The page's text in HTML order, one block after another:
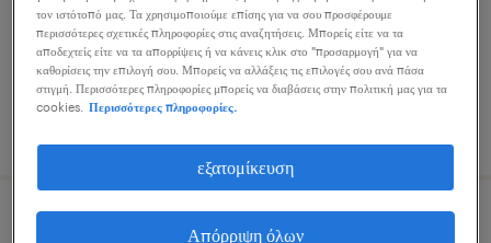
αποθηκάριος - picker
τον ιστότοπό μας. Τα χρησιμοποιούμε επίσης για να σου προσφέρουμε
περισσότερες σχετικές πληροφορίες στις αναζητήσεις. Μπορείς είτε να τα
αποδεχτείς είτε να τα απορρίψεις ή να κάνεις κλικ στο "προσαρμογή" για να
καθορίσεις την επιλογή σου. Μπορείς να αλλάξεις τις επιλογές σου ανά πάσα
στιγμή. Περισσότερες πληροφορίες μπορείς να διαβάσεις στην πολιτική μας για τα
cookies.
Περισσότερες πληροφορίες.
εξατομίκευση
Απόρριψη όλων